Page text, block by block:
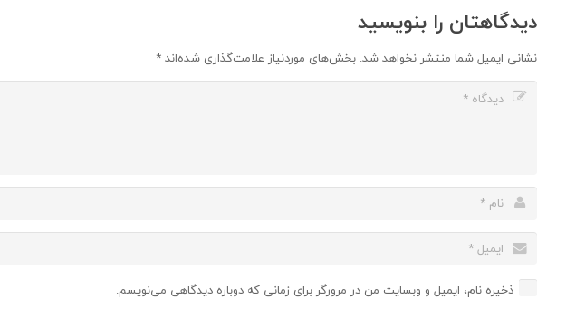
دیدگاهتان را بنویسید
نشانی ایمیل شما منتشر نخواهد شد. بخش‌های موردنیاز علامت‌گذاری شده‌اند*
ذخیره نام، ایمیل و وبسایت من در مرورگر برای زمانی که دوباره دیدگاهی می‌نویسم.